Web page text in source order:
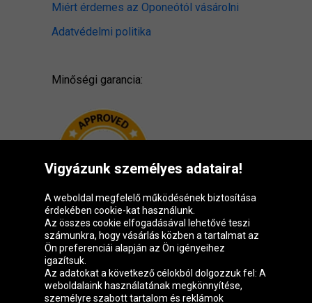
Miért érdemes az Oponeótól vásárolni
Adatvédelmi politika
Minőségi garancia:
Oponeo csoport
Vigyázunk személyes adataira!
A weboldal megfelelő működésének biztosítása
érdekében cookie-kat használunk.
Az összes cookie elfogadásával lehetővé teszi
számunkra, hogy vásárlás közben a tartalmat az
Ön preferenciái alapján az Ön igényeihez
igazítsuk.
Az adatokat a következő célokból dolgozzuk fel: A
weboldalaink használatának megkönnyítése,
személyre szabott tartalom és reklámok